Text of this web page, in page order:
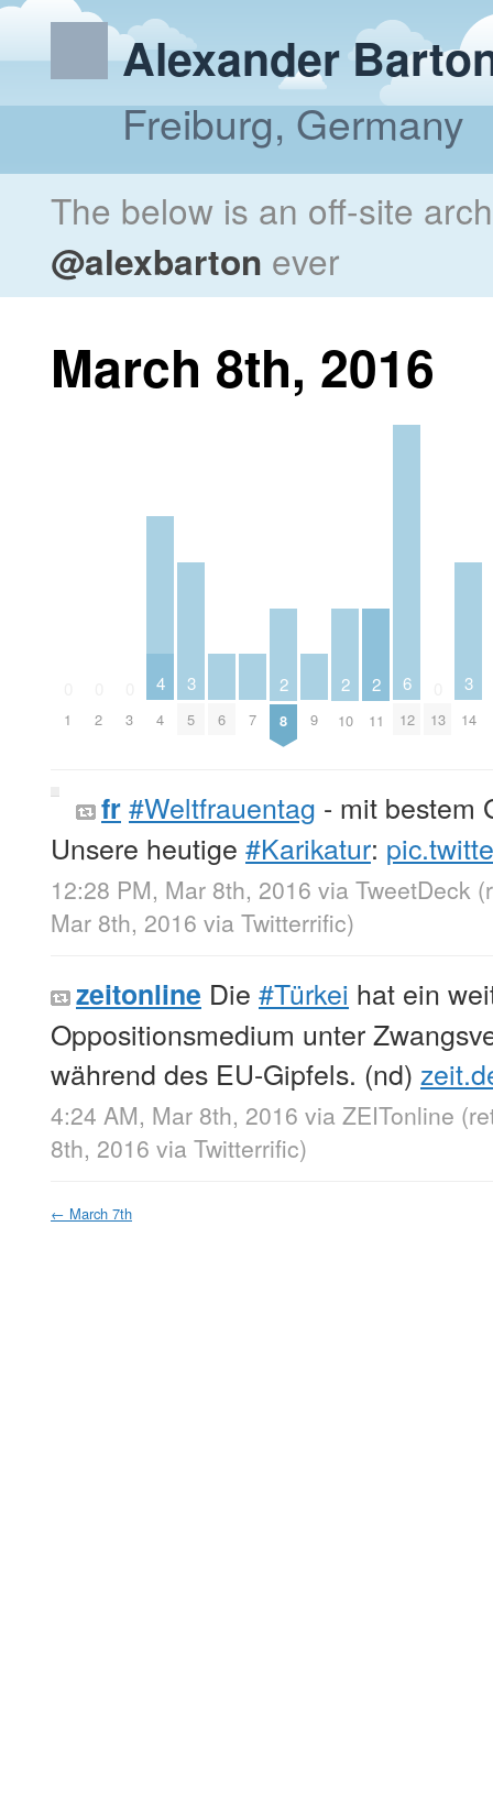
Alexander
Freiburg, Germany
The below is an off-site
@alexbarton ever
March 8th, 2016
1 2 3
4
4
3
5 6 7
2
8 9
2
10
2
11
6
12 13
3
14
fr#Weltfrauentag - mit bestem
Unsere heutige #Karikatur:
12:28 PM, Mar 8th, 2016 via TweetDeck
Mar 8th, 2016 via Twitterrific)
zeitonline Die #Türkei hat ein
Oppositionsmedium unter
während des EU-Gipfels. (nd)
4:24 AM, Mar 8th, 2016 via ZEITonline
8th, 2016 via Twitterrific)
← March 7th